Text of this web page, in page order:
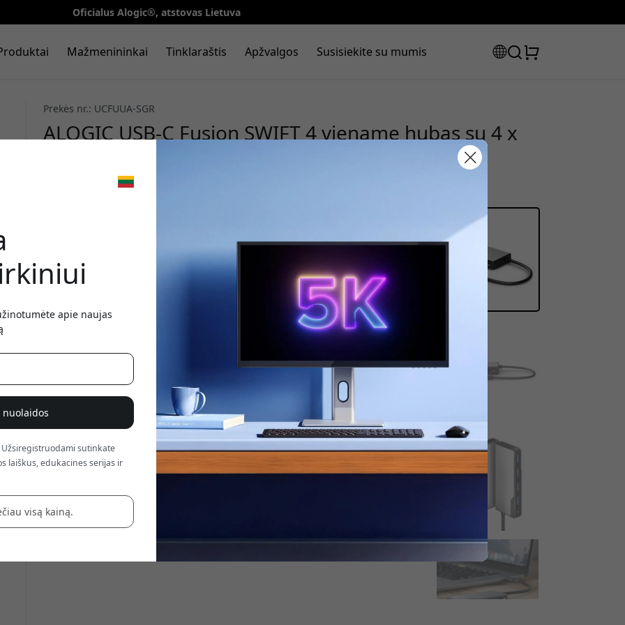
Oficialus Alogic®, atstovas Lietuva
Mažmenininkai Tinklaraštis Apžvalgos Susisiekite su mumis
Prekės nr.: UCFUUA-SGR
ALOGIC USB-C Fusion SWIFT 4 viename hubas su 4 x
USB-A 3.0, 5 Gbps, skirtas MacBook, iPad Pro ir
Chromebook - Kosminė pilka
apie naujas
nuolaidos
sutinkate
laiškus, edukacines serijas ir
visą kainą.
Norėdami gauti 8% nuolaidą, naudokite šį kodą
atsiskaitydami.